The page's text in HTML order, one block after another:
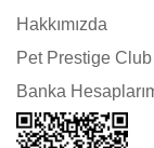
Hakkımızda
Pet Prestige Club
Banka